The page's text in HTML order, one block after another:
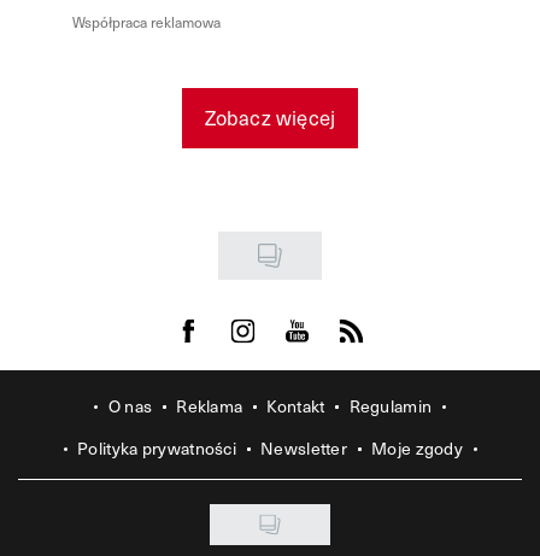
Współpraca reklamowa
Zobacz więcej
Visit us on Facebook
Visit us on Instagram
Visit us on Youtube
Visit us on Rss
O nas Reklama Kontakt
Regulamin
Polityka prywatności
Newsletter Moje zgody